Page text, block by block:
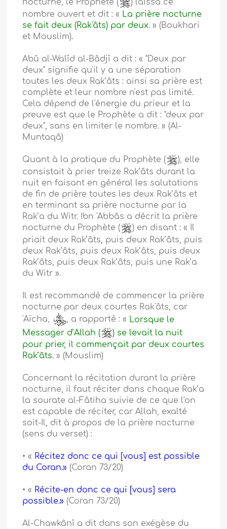
nocturne, le Prophète (
) laissa ce
nombre ouvert et dit : « La prière nocturne
se fait deux (Rak'âts) par deux. » (Boukhari
et Mouslim).
Abû al-Walîd al-Bâdjî a dit : « "Deux par
deux" signifie qu'il y a une séparation
toutes les deux Rak’âts : ainsi sa prière est
complète et leur nombre n'est pas limité.
Cela dépend de l'énergie du prieur et la
preuve est que le Prophète a dit : "deux par
deux", sans en limiter le nombre. » (Al-
Muntaqâ)
Quant à la pratique du Prophète (
), elle
consistait à prier treize Rak’âts durant la
nuit en faisant en général les salutations
de fin de prière toutes les deux Rak’âts et
en terminant sa prière nocturne par la
Rak’a du Witr. Ibn 'Abbâs a décrit la prière
nocturne du Prophète (
) en disant : « Il
priait deux Rak’âts, puis deux Rak’âts, puis
deux Rak’âts, puis deux Rak’âts, puis deux
Rak’âts, puis deux Rak’âts, puis une Rak’a
du Witr ».
Il est recommandé de commencer la prière
nocturne par deux courtes Rak'âts, car
'Aïcha,
, a rapporté : « Lorsque le
Messager d’Allah (
) se levait la nuit
pour prier, il commençait par deux courtes
Rak’âts. » (Mouslim)
Concernant la récitation durant la prière
nocturne, il faut réciter dans chaque Rak’a
la sourate al-Fâtiha suivie de ce que l'on
est capable de réciter, car Allah, exalté
soit-Il, dit à propos de la prière nocturne
(sens du verset) :
• « Récitez donc ce qui [vous] est possible
du Coran.» (Coran 73/20)
• « Récite-en donc ce qui [vous] sera
possible.» (Coran 73/20)
Al-Chawkânî a dit dans son exégèse du